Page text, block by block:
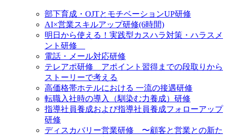
部下育成・OJTとモチベーションUP研修
AI×営業スキルアップ研修(6時間)
明日から使える！実践型カスハラ対策・ハラスメ
ント研修
電話・メール対応研修
テレアポ研修 アポイント習得までの段取りから
ストーリーで考える
高価格帯ホテルにおける 一流の接遇研修
転職入社時の導入（馴染む力養成）研修
指導社員養成および指導社員養成フォローアップ
研修
ディスカバリー営業研修 〜顧客と営業との新た